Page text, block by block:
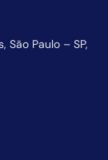
São Paulo – SP,